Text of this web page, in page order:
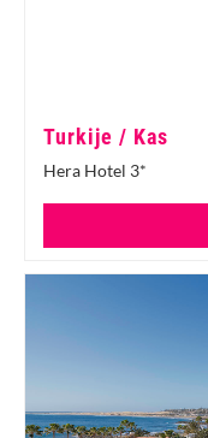
Turkije / Kas
Hera Hotel 3*